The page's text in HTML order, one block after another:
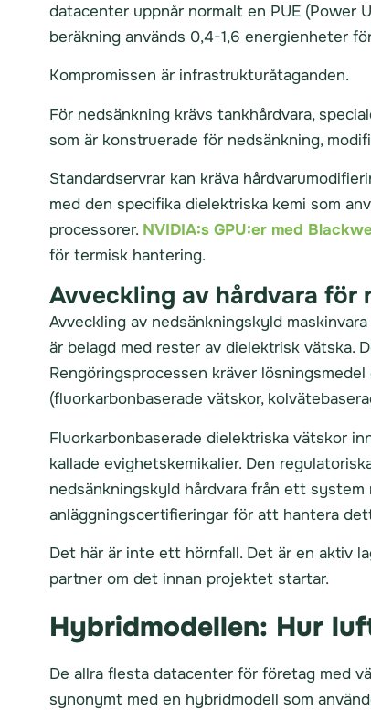
datacenter uppnår normalt en PUE (Power
beräkning används 0,4-1,6 energienheter
Kompromissen är infrastrukturåtaganden.
För nedsänkning krävs tankhårdvara,
som är konstruerade för nedsänkning,
Standardservrar kan kräva
med den specifika dielektriska kemi som
processorer. NVIDIA:s GPU:er med
för termisk hantering.
Avveckling av hårdvara för
Avveckling av nedsänkningskyld
är belagd med rester av dielektrisk vätska.
Rengöringsprocessen kräver
(fluorkarbonbaserade vätskor,
Fluorkarbonbaserade dielektriska vätskor
kallade evighetskemikalier. Den
nedsänkningskyld hårdvara från ett
anläggningscertifieringar för att hantera
Det här är inte ett hörnfall. Det är en aktiv
partner om det innan projektet startar.
Hybridmodellen: Hur
De allra flesta datacenter för företag med
synonymt med en hybridmodell som